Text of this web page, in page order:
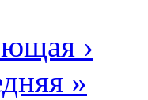
›
»